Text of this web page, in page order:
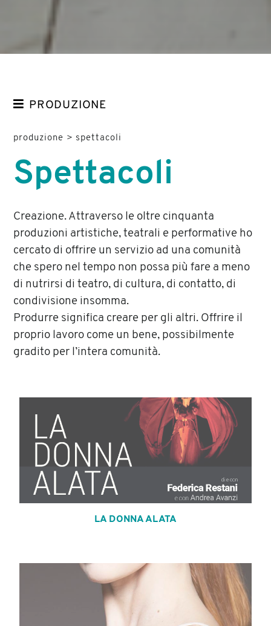
PRODUZIONE
SPETTACOLI
SITE SPECIFIC
produzione > spettacoli
Spettacoli
Creazione. Attraverso le oltre cinquanta
produzioni artistiche, teatrali e performative ho
cercato di offrire un servizio ad una comunità
che spero nel tempo non possa più fare a meno
di nutrirsi di teatro, di cultura, di contatto, di
condivisione insomma.
Produrre significa creare per gli altri. Offrire il
proprio lavoro come un bene, possibilmente
gradito per l’intera comunità.
LA DONNA ALATA